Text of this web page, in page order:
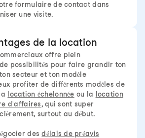
formulaire de contact dans
une visite.
de la location
offre plein
possibilités pour faire grandir ton
secteur et ton modèle
profiter de différents modèles de
location échelonnée ou la
location
d'affaires, qui sont super
surtout au début.
desdélais de préavis